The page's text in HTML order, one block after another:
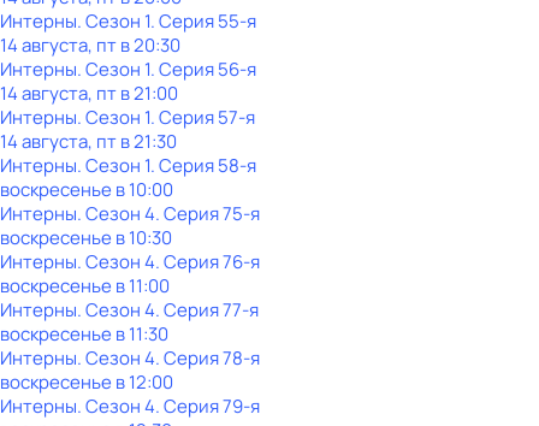
Интерны. Сезон 1. Серия 55-я
14 августа, пт в 20:30
Интерны. Сезон 1. Серия 56-я
14 августа, пт в 21:00
Интерны. Сезон 1. Серия 57-я
14 августа, пт в 21:30
Интерны. Сезон 1. Серия 58-я
воскресенье в10:00
Интерны. Сезон 4. Серия 75-я
воскресенье в10:30
Интерны. Сезон 4. Серия 76-я
воскресенье в11:00
Интерны. Сезон 4. Серия 77-я
воскресенье в11:30
Интерны. Сезон 4. Серия 78-я
воскресенье в12:00
Интерны. Сезон 4. Серия 79-я